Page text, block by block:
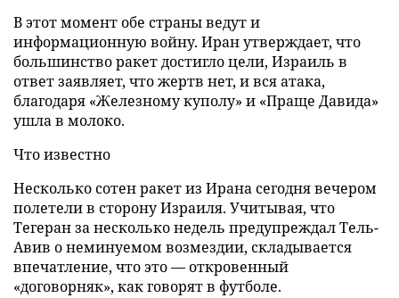
В этот момент обе страны ведут и
информационную войну. Иран утверждает, что
большинство ракет достигло цели, Израиль в
ответ заявляет, что жертв нет, и вся атака,
благодаря «Железному куполу» и «Праще Давида»
ушла в молоко.
Что известно
Несколько сотен ракет из Ирана сегодня вечером
полетели в сторону Израиля. Учитывая, что
Тегеран за несколько недель предупреждал Тель-
Авив о неминуемом возмездии, складывается
впечатление, что это — откровенный
«договорняк», как говорят в футболе.